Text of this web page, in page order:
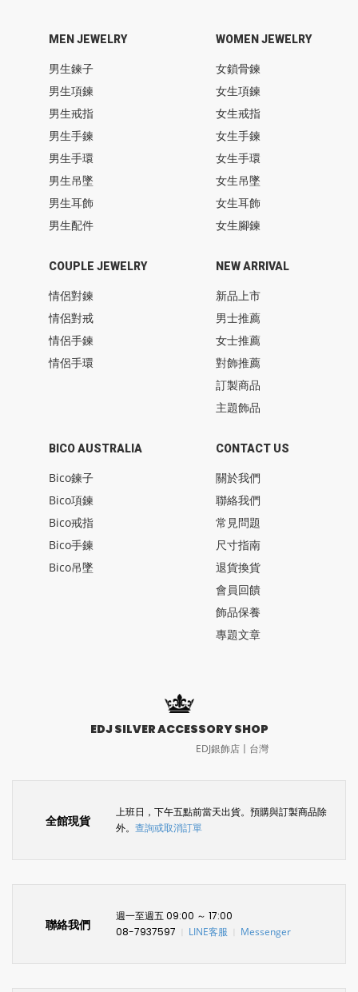
MEN JEWELRY
男生鍊子
男生項鍊
男生戒指
男生手鍊
男生手環
男生吊墜
男生耳飾
男生配件
WOMEN JEWELRY
女鎖骨鍊
女生項鍊
女生戒指
女生手鍊
女生手環
女生吊墜
女生耳飾
女生腳鍊
COUPLE JEWELRY
情侶對鍊
情侶對戒
情侶手鍊
情侶手環
BICO AUSTRALIA
Bico鍊子
Bico項鍊
Bico戒指
Bico手鍊
Bico吊墜
NEW ARRIVAL
新品上市
男士推薦
女士推薦
對飾推薦
訂製商品
主題飾品
CONTACT US
關於我們
聯絡我們
常見問題
尺寸指南
退貨換貨
會員回饋
飾品保養
專題文章
EDJ SILVER ACCESSORY SHOP
EDJ銀飾店〡台灣
全館現貨
上班日，下午五點前當天出貨。預購與訂製商品除
外。 查詢或取消訂單
聯絡我們
週一至週五 09:00 ～ 17:00
08-7937597
LINE客服 Messenger